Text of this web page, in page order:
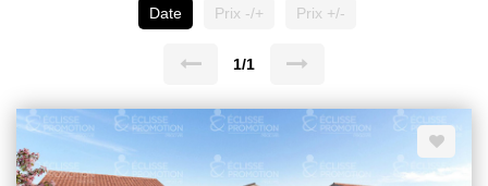
Date
Prix -/+ Prix +/-
1/1